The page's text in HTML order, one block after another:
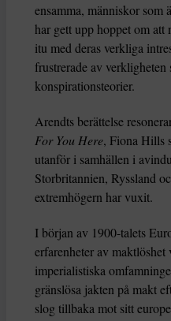
ensamma, människor som
har gett upp hoppet om att
itu med deras verkliga
frustrerade av
konspirationsteorier.
Arendts berättelse
For You Here, Fiona Hills
utanför i samhällen i
Storbritannien, Ryssland
extremhögern har vuxit.
I början av 1900-talets
erfarenheter av maktlöshet
imperialistiska
gränslösa jakten på makt
slog tillbaka mot sitt